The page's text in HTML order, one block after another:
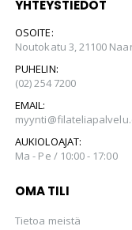
YHTEYSTIEDOT
OSOITE:
Noutokatu 3, 21100
PUHELIN:
(02) 254 7200
EMAIL:
AUKIOLOAJAT:
Ma - Pe / 10:00 - 17:00
OMA TILI
Tietoa meistä